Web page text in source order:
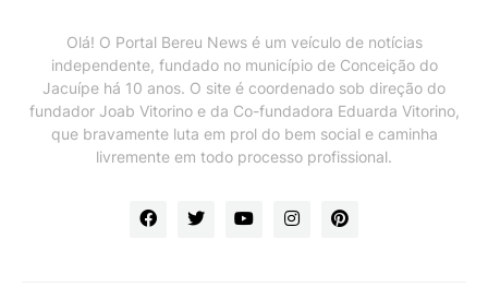
Olá! O Portal Bereu News é um veículo de notícias
independente, fundado no município de Conceição do
Jacuípe há 10 anos. O site é coordenado sob direção do
fundador Joab Vitorino e da Co-fundadora Eduarda Vitorino,
que bravamente luta em prol do bem social e caminha
livremente em todo processo profissional.